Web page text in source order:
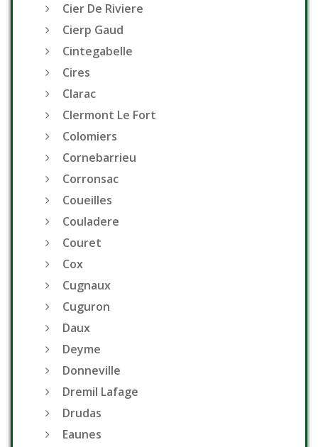
Cier De Riviere
Cierp Gaud
Cintegabelle
Cires
Clarac
Clermont Le Fort
Colomiers
Cornebarrieu
Corronsac
Coueilles
Couladere
Couret
Cox
Cugnaux
Cuguron
Daux
Deyme
Donneville
Dremil Lafage
Drudas
Eaunes